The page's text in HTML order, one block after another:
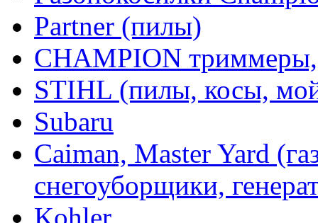
Partner (пилы)
CHAMPION
STIHL (пилы, косы,
Subaru
Caiman, Master Yard
снегоуборщики,
Kohler